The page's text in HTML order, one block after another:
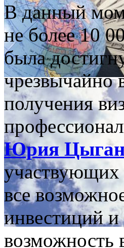
В данный
не более 10
была
чрезвычайно
получения
Юрия
участвующих
все
инвестиций и
возможность